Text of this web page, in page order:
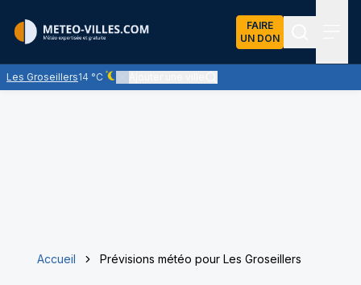
FAIRE
UN DON
Les Groseillers14 °C
Ciel dégagé - quasiment pas de nuages
Accueil Prévisions météo pour Les Groseillers